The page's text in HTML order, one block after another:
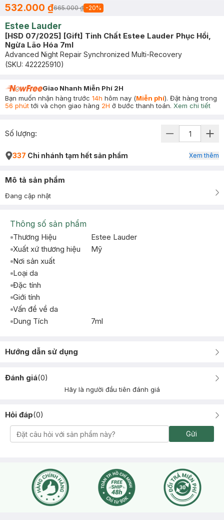
532.000 ₫665.000 ₫ -20%
Estee Lauder
[HSD 07/2025] [Gift] Tinh Chất Estee Lauder Phục Hồi,
Ngừa Lão Hóa 7ml
Advanced Night Repair Synchronized Multi-Recovery
(SKU: 422225910)
Giao Nhanh Miễn Phí 2H
Bạn muốn nhận hàng trước 14h hôm nay (Miễn phí). Đặt hàng trong
56 phúttới và chọn giao hàng 2H ở bước thanh toán. Xem chi tiết
Số lượng:
337 Chi nhánh tạm hết sản phẩm Xem thêm
Mô tả sản phẩm
Đang cập nhật
Thông số sản phẩm
Thương Hiệu
Estee Lauder
Xuất xứ thương hiệu
Mỹ
Nơi sản xuất
Loại da
Đặc tính
Giới tính
Vấn đề về da
Dung Tích
7ml
Hướng dẫn sử dụng
Đánh giá(0)
Hãy là người đầu tiên đánh giá
Hỏi đáp(0)
Gửi